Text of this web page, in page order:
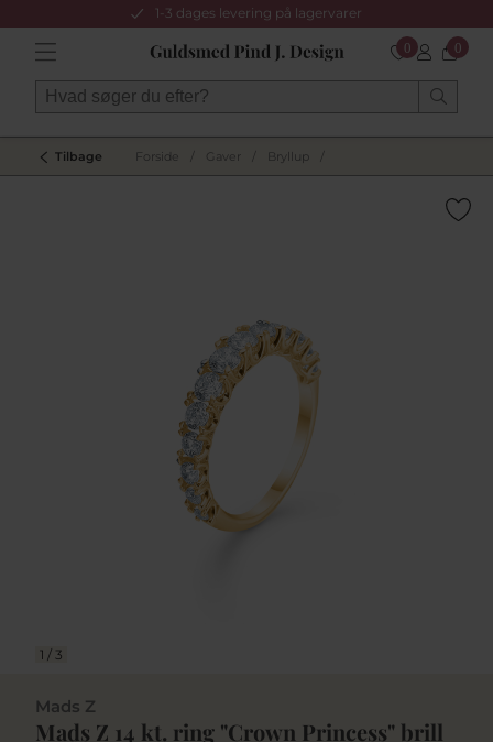
1-3 dages levering på lagervarer
0 0
Tilbage Forside Gaver Bryllup
1 / 3
Mads Z
Mads Z 14 kt. ring "Crown Princess" brill